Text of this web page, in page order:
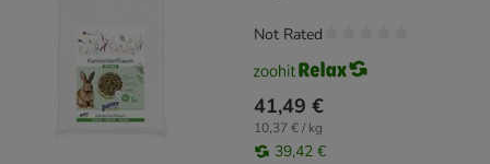
41,49 €
10,37 € / kg
39,42 €
Not Rated